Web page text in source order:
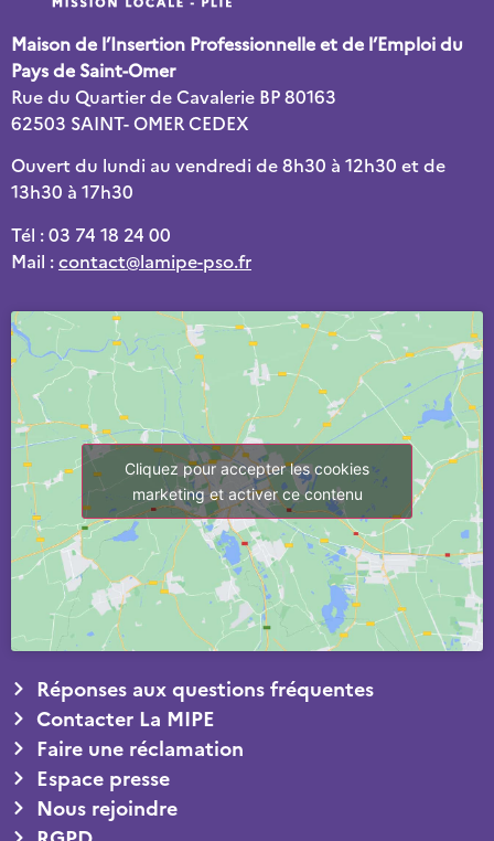
Maison de l’Insertion Professionnelle et de l’Emploi du
Pays de Saint-Omer
Rue du Quartier de Cavalerie BP 80163
62503 SAINT- OMER CEDEX
Ouvert du lundi au vendredi de 8h30 à 12h30 et de
13h30 à 17h30
Tél : 03 74 18 24 00
Mail :contact@lamipe-pso.fr
Cliquez pour accepter les cookies
marketing et activer ce contenu
Réponses aux questions fréquentes
Contacter La MIPE
Faire une réclamation
Espace presse
Nous rejoindre